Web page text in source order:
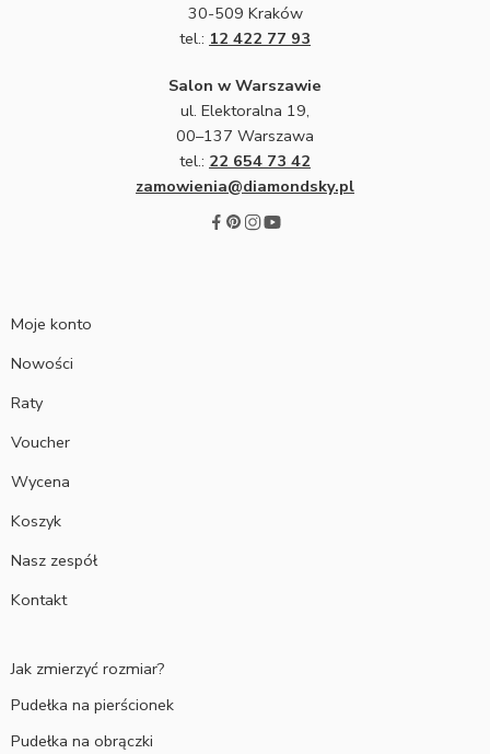
30-509 Kraków
tel.: 12 422 77 93
Salon w Warszawie
ul. Elektoralna 19,
00–137 Warszawa
tel.: 22 654 73 42
zamowienia@diamondsky.pl
Moje konto
Nowości
Raty
Voucher
Wycena
Koszyk
Nasz zespół
Kontakt
Jak zmierzyć rozmiar?
Pudełka na pierścionek
Pudełka na obrączki